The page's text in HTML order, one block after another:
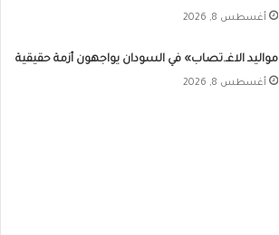
أغسطس 8, 2026
مواليد الاغـ.تصاب» في السودان يواجهون أزمة حقيقية
أغسطس 8, 2026